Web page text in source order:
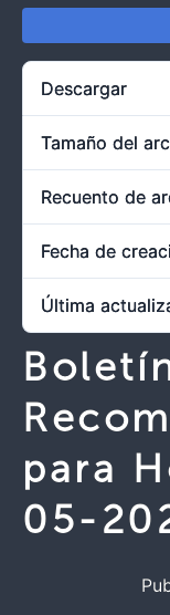
Descargar
Tamaño del
Recuento de
Fecha de
Última
para
05-